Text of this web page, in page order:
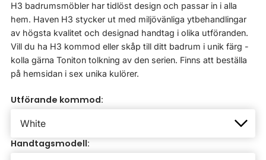
H3 badrumsmöbler har tidlöst design och passar in i alla
hem. Haven H3 stycker ut med miljövänliga ytbehandlingar
av högsta kvalitet och designad handtag i olika utföranden.
Vill du ha H3 kommod eller skåp till ditt badrum i unik färg -
kolla gärna Toniton tolkning av den serien. Finns att beställa
på hemsidan i sex unika kulörer.
Utförande kommod:
Handtagsmodell: